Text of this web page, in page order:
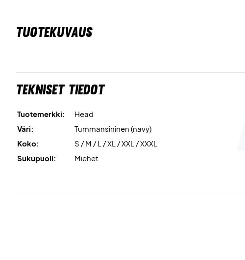
TUOTEKUVAUS
Tekniset tiedot
Tuotemerkki:
Head
Väri:
Tummansininen (navy)
Koko:
S / M / L / XL / XXL / XXXL
Sukupuoli:
Miehet